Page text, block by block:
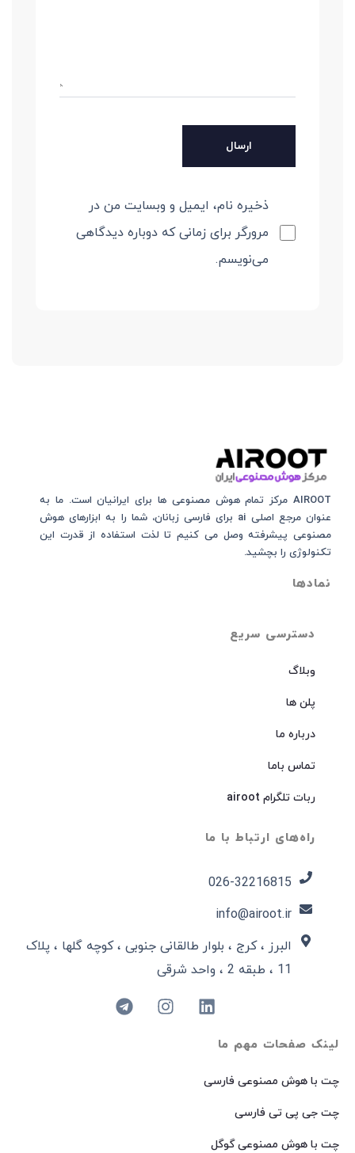
ذخیره نام، ایمیل و وبسایت من در
مرورگر برای زمانی که دوباره دیدگاهی
می‌نویسم.
لینک صفحات مهم ما
چت با هوش مصنوعی فارسی
چت جی پی تی فارسی
چت با هوش مصنوعی گوگل
دسترسی سریع
وبلاگ
پلن ها
درباره ما
تماس باما
ربات تلگرام airoot
راه‌های ارتباط با ما
026-32216815​
info@airoot.ir
البرز ، کرج ، بلوار طالقانی جنوبی ، کوچه گلها ، پلاک
11 ، طبقه 2 ، واحد شرقی
AIROOT مرکز تمام هوش مصنوعی‌‌‌ ها برای ایرانیان است. ما به
عنوان مرجع اصلی ai برای فارسی زبانان، شما را به ابزارهای هوش
مصنوعی پیشرفته وصل می کنیم تا لذت استفاده از قدرت این
تکنولوژی را بچشید.
نمادها